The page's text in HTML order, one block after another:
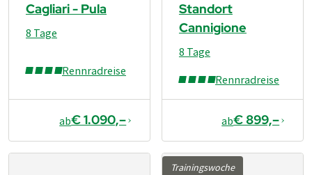
Cagliari - Pula
Rennradreise
8 Tage
ab€ 1.090,–
Standort
Cannigione
Rennradreise
8 Tage
ab€ 899,–
Trainingswoche